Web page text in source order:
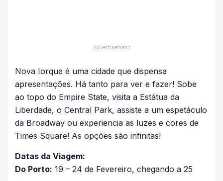
Nova Iorque é uma cidade que dispensa
apresentações. Há tanto para ver e fazer! Sobe
ao topo do Empire State, visita a Estátua da
Liberdade, o Central Park, assiste a um espetáculo
da Broadway ou experiencia as luzes e cores de
Times Square! As opções são infinitas!
Datas da Viagem:
Do Porto: 19 – 24 de Fevereiro, chegando a 25